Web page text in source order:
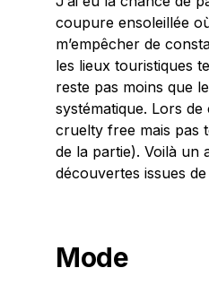
coupure ensoleillée
m’empêcher de
les lieux touristiques
reste pas moins que
systématique. Lors
cruelty free mais pas
de la partie). Voilà un
découvertes issues
Mode